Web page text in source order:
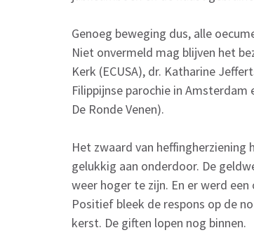
Genoeg beweging dus, alle
Niet onvermeld mag blijven het
Kerk (ECUSA), dr. Katharine
Filippijnse parochie in
De Ronde Venen).
Het zwaard van heffingherziening
gelukkig aan onderdoor. De
weer hoger te zijn. En er werd
Positief bleek de respons op de
kerst. De giften lopen nog binnen.